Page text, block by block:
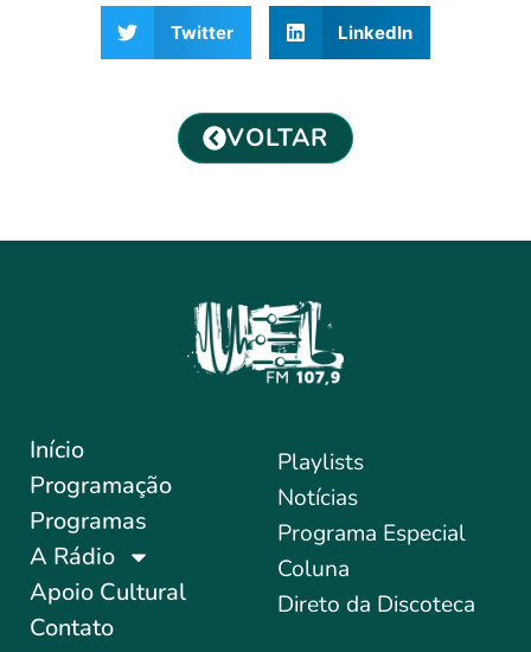
Twitter LinkedIn
VOLTAR
Início
Programação
Programas
A Rádio
Apoio Cultural
Contato
Playlists
Notícias
Programa Especial
Coluna
Direto da Discoteca